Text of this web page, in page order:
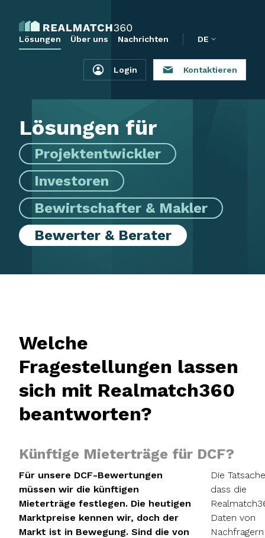
Lösungen Über uns Nachrichten DE
Login Kontaktieren
Lösungen für
Projektentwickler
Investoren
Bewirtschafter & Makler
Bewerter & Berater
Welche
Fragestellungen lassen
sich mit Realmatch360
beantworten?
Künftige Mieterträge für DCF?
Für unsere DCF-Bewertungen
müssen wir die künftigen
Mieterträge festlegen. Die heutigen
Marktpreise kennen wir, doch der
Markt ist in Bewegung. Sind die von
Die
dass die
Daten von
Nachfragern